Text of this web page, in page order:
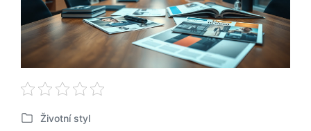
P
Životní styl